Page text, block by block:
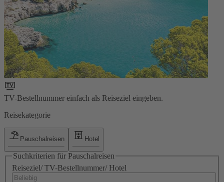
TV-Bestellnummer einfach als Reiseziel eingeben.
Reisekategorie
Pauschalreisen Hotel
Suchkriterien für Pauschalreisen
Reiseziel/ TV-Bestellnummer/ Hotel